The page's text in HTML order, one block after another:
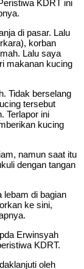
KDRT ini
di pasar. Lalu
korban
Lalu saya
makanan kucing
Tidak berselang
tersebut
Terlapor ini
kucing
namun saat itu
dengan tangan
lebam di bagian
ke sini,
Erwinsyah
KDRT.
oleh